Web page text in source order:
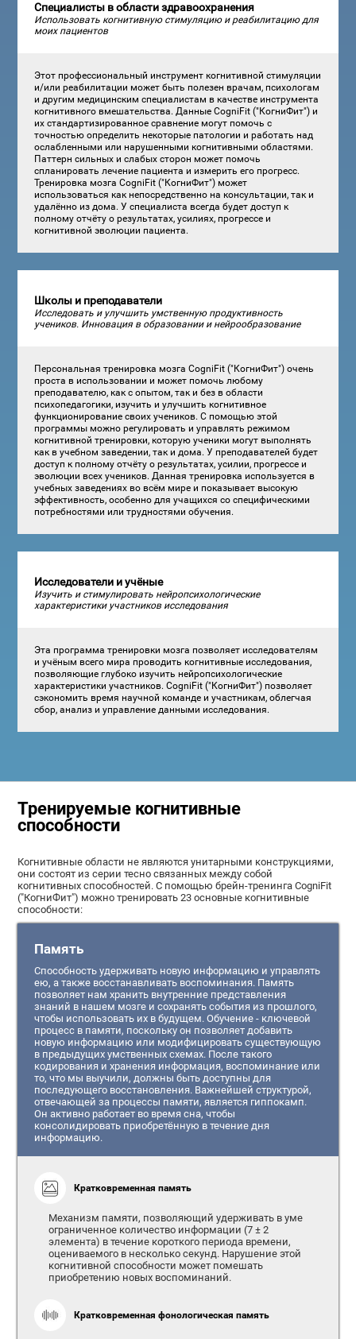
Специалисты в области здравоохранения
Использовать когнитивную стимуляцию и реабилитацию для
моих пациентов
Этот профессиональный инструмент когнитивной стимуляции
и/или реабилитации может быть полезен врачам, психологам
и другим медицинским специалистам в качестве инструмента
когнитивного вмешательства. Данные CogniFit ("КогниФит") и
их стандартизированное сравнение могут помочь с
точностью определить некоторые патологии и работать над
ослабленными или нарушенными когнитивными областями.
Паттерн сильных и слабых сторон может помочь
спланировать лечение пациента и измерить его прогресс.
Тренировка мозга CogniFit ("КогниФит") может
использоваться как непосредственно на консультации, так и
удалённо из дома. У специалиста всегда будет доступ к
полному отчёту о результатах, усилиях, прогрессе и
когнитивной эволюции пациента.
Школы и преподаватели
Исследовать и улучшить умственную продуктивность
учеников. Инновация в образовании и нейрообразование
Персональная тренировка мозга CogniFit ("КогниФит") очень
проста в использовании и может помочь любому
преподавателю, как с опытом, так и без в области
психопедагогики, изучить и улучшить когнитивное
функционирование своих учеников. С помощью этой
программы можно регулировать и управлять режимом
когнитивной тренировки, которую ученики могут выполнять
как в учебном заведении, так и дома. У преподавателей будет
доступ к полному отчёту о результатах, усилии, прогрессе и
эволюции всех учеников. Данная тренировка используется в
учебных заведениях во всём мире и показывает высокую
эффективность, особенно для учащихся со специфическими
потребностями или трудностями обучения.
Исследователи и учёные
Изучить и стимулировать нейропсихологические
характеристики участников исследования
Эта программа тренировки мозга позволяет исследователям
и учёным всего мира проводить когнитивные исследования,
позволяющие глубоко изучить нейропсихологические
характеристики участников. CogniFit ("КогниФит") позволяет
сэкономить время научной команде и участникам, облегчая
сбор, анализ и управление данными исследования.
Тренируемые когнитивные
способности
Когнитивные области не являются унитарными конструкциями,
они состоят из серии тесно связанных между собой
когнитивных способностей. С помощью брейн-тренинга CogniFit
("КогниФит") можно тренировать 23 основные когнитивные
способности:
Память
Способность удерживать новую информацию и управлять
ею, а также восстанавливать воспоминания. Память
позволяет нам хранить внутренние представления
знаний в нашем мозге и сохранять события из прошлого,
чтобы использовать их в будущем. Обучение - ключевой
процесс в памяти, поскольку он позволяет добавить
новую информацию или модифицировать существующую
в предыдущих умственных схемах. После такого
кодирования и хранения информация, воспоминание или
то, что мы выучили, должны быть доступны для
последующего восстановления. Важнейшей структурой,
отвечающей за процессы памяти, является гиппокамп.
Он активно работает во время сна, чтобы
консолидировать приобретённую в течение дня
информацию.
Кратковременная память
Механизм памяти, позволяющий удерживать в уме
ограниченное количество информации (7 ± 2
элемента) в течение короткого периода времени,
оцениваемого в несколько секунд. Нарушение этой
когнитивной способности может помешать
приобретению новых воспоминаний.
Кратковременная фонологическая память